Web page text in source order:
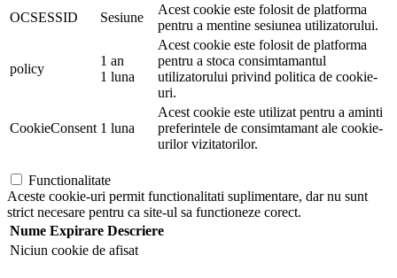
OCSESSID
Sesiune
Acest cookie este folosit de platforma
pentru a mentine sesiunea utilizatorului.
policy
1 an
1 luna
Acest cookie este folosit de platforma
pentru a stoca consimtamantul
utilizatorului privind politica de cookie-
uri.
CookieConsent 1 luna
Acest cookie este utilizat pentru a aminti
preferintele de consimtamant ale cookie-
urilor vizitatorilor.
Functionalitate
Aceste cookie-uri permit functionalitati suplimentare, dar nu sunt
strict necesare pentru ca site-ul sa functioneze corect.
Nume Expirare Descriere
Niciun cookie de afisat